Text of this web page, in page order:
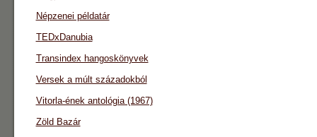
Népzenei példatár
TEDxDanubia
Transindex hangoskönyvek
Versek a múlt századokból
Vitorla-ének antológia (1967)
Zöld Bazár